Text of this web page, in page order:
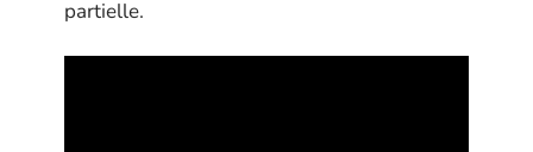
partielle.